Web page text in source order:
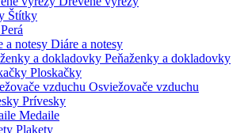
Štítky
Perá
Diáre a notesy
Peňaženky a dokladovky
Ploskačky
Osviežovače vzduchu
Prívesky
Medaile
Plakety